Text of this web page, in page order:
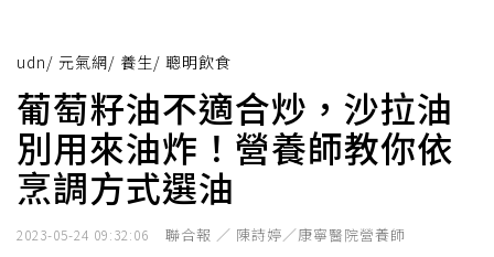
udn/ 元氣網/ 養生/ 聰明飲食
葡萄籽油不適合炒，沙拉油
別用來油炸！營養師教你依
烹調方式選油
2023-05-24 09:32:06 聯合報 ／ 陳詩婷／康寧醫院營養師